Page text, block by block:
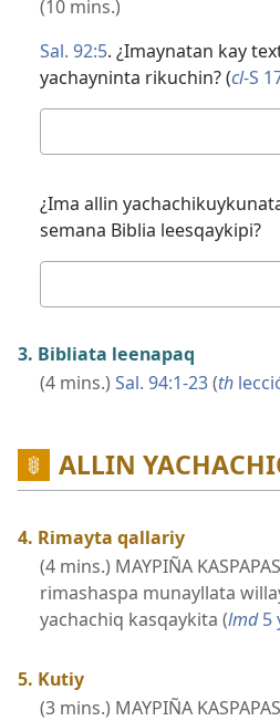
(10 mins.)
Sal. 92:5. ¿Imaynatan kay
yachayninta rikuchin? (cl-S
¿Ima allin
semana Biblia leesqaykipi?
3. Bibliata leenapaq
(4 mins.) Sal. 94:​1-23(th
ALLIN
4. Rimayta qallariy
(4 mins.) MAYPIÑA
rimashaspa munayllata
yachachiq kasqaykita (lmd5
5. Kutiy
(3 mins.) MAYPIÑA